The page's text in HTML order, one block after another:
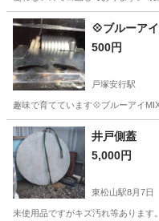
埼玉 さいたま市💠ブルーア
500円
戸塚安行駅
趣味で育てています💠ブルーアイ
埼玉 川口市 戸塚安行駅
井戸側蓋
5,000円
東松山駅8月7日
未使用品ですがキズ汚れ等あります